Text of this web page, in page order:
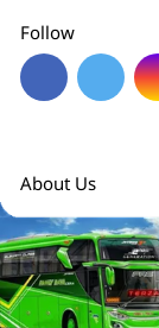
Follow
About Us
Redaksi
Privacy Policy